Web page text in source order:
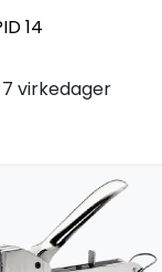
14
virkedager